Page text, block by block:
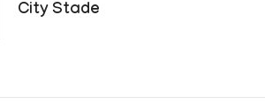
City Stade